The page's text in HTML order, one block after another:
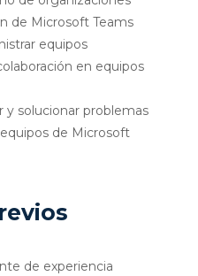
de Microsoft Teams
equipos
en equipos
y solucionar problemas
de Microsoft
de experiencia